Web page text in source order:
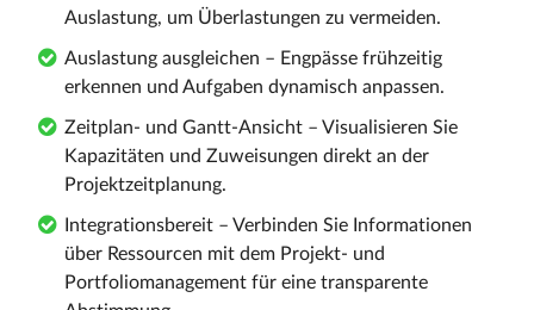
Auslastung, um Überlastungen zu vermeiden.
Auslastung ausgleichen – Engpässe frühzeitig
erkennen und Aufgaben dynamisch anpassen.
Zeitplan- und Gantt-Ansicht – Visualisieren Sie
Kapazitäten und Zuweisungen direkt an der
Projektzeitplanung.
Integrationsbereit – Verbinden Sie Informationen
über Ressourcen mit dem Projekt- und
Portfoliomanagement für eine transparente